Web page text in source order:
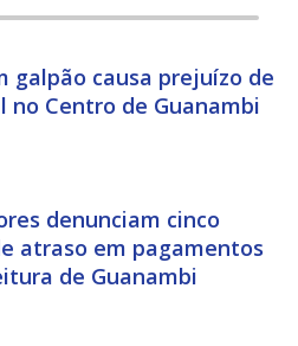
galpão causa prejuízo de
no Centro de Guanambi
denunciam cinco
atraso em pagamentos
de Guanambi